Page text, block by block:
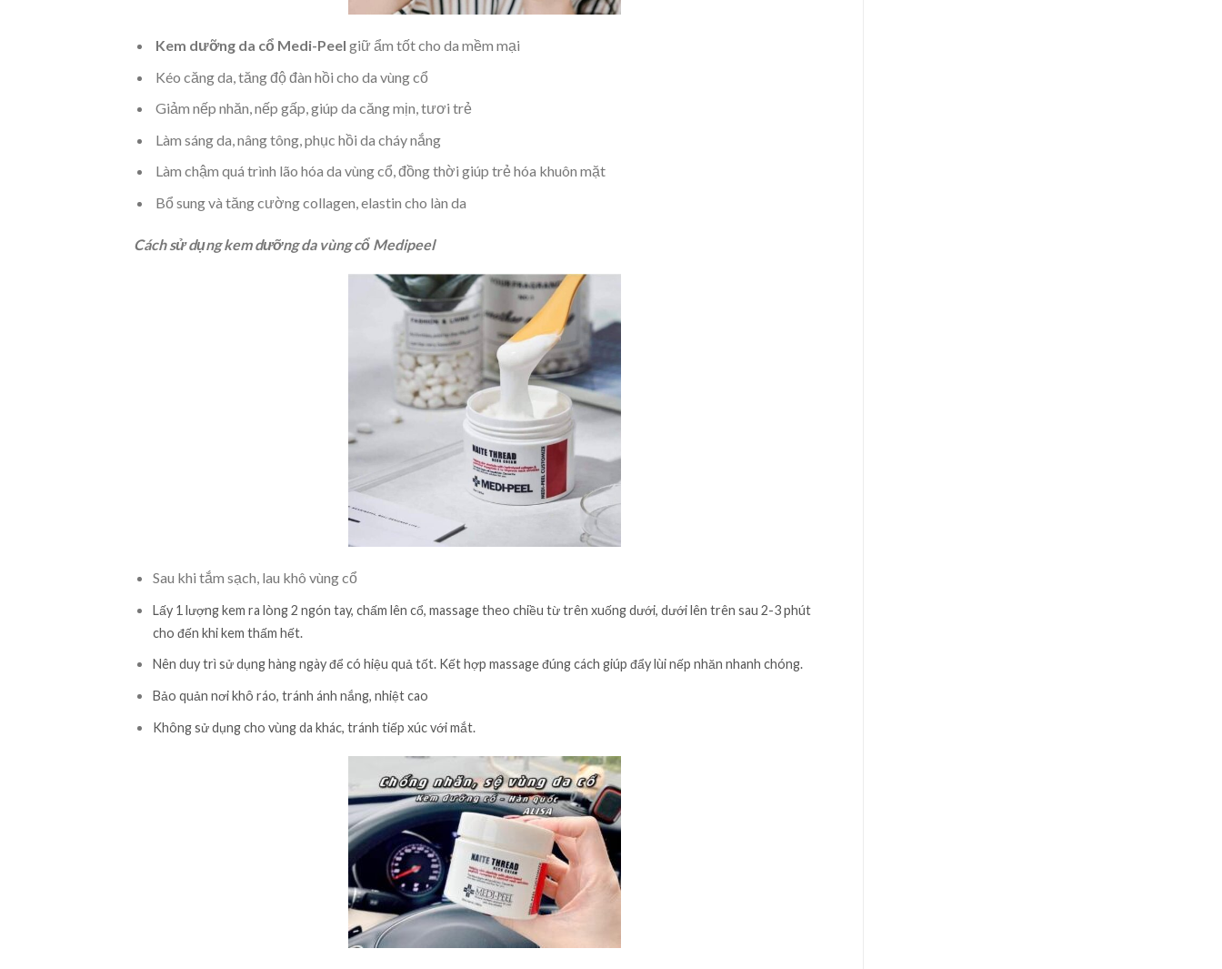
Kem dưỡng da cổ Medi-Peel giữ ẩm tốt cho da mềm mại
Kéo căng da, tăng độ đàn hồi cho da vùng cổ
Giảm nếp nhăn, nếp gấp, giúp da căng mịn, tươi trẻ
Làm sáng da, nâng tông, phục hồi da cháy nắng
Làm chậm quá trình lão hóa da vùng cổ, đồng thời giúp trẻ hóa khuôn mặt
Bổ sung và tăng cường collagen, elastin cho làn da
Cách sử dụng kem dưỡng da vùng cổ Medipeel
Sau khi tắm sạch, lau khô vùng cổ
Lấy 1 lượng kem ra lòng 2 ngón tay, chấm lên cổ, massage theo chiều từ trên xuống dưới, dưới lên trên sau 2-3 phút
cho đến khi kem thấm hết.
Nên duy trì sử dụng hàng ngày để có hiệu quả tốt. Kết hợp massage đúng cách giúp đẩy lùi nếp nhăn nhanh chóng.
Bảo quản nơi khô ráo, tránh ánh nắng, nhiệt cao
Không sử dụng cho vùng da khác, tránh tiếp xúc với mắt.